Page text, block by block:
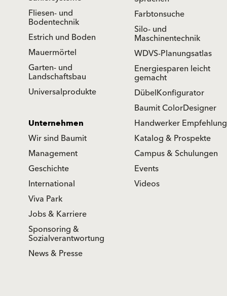
Fliesen- und
Bodentechnik
Estrich und Boden
Mauermörtel
Garten- und
Landschaftsbau
Universalprodukte
Farbtonsuche
Silo- und
Maschinentechnik
WDVS-Planungsatlas
Energiesparen leicht
gemacht
DübelKonfigurator
Baumit ColorDesigner
Handwerker Empfehlung
Katalog & Prospekte
Campus & Schulungen
Events
Videos
Unternehmen
Wir sind Baumit
Management
Geschichte
International
Viva Park
Jobs & Karriere
Sponsoring &
Sozialverantwortung
News & Presse